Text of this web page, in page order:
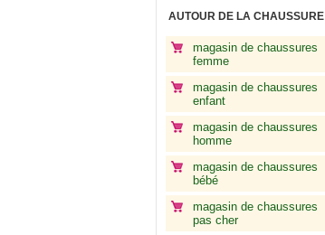
AUTOUR DE LA CHAUSSURE
magasin de chaussures
femme
magasin de chaussures
enfant
magasin de chaussures
homme
magasin de chaussures
bébé
magasin de chaussures
pas cher